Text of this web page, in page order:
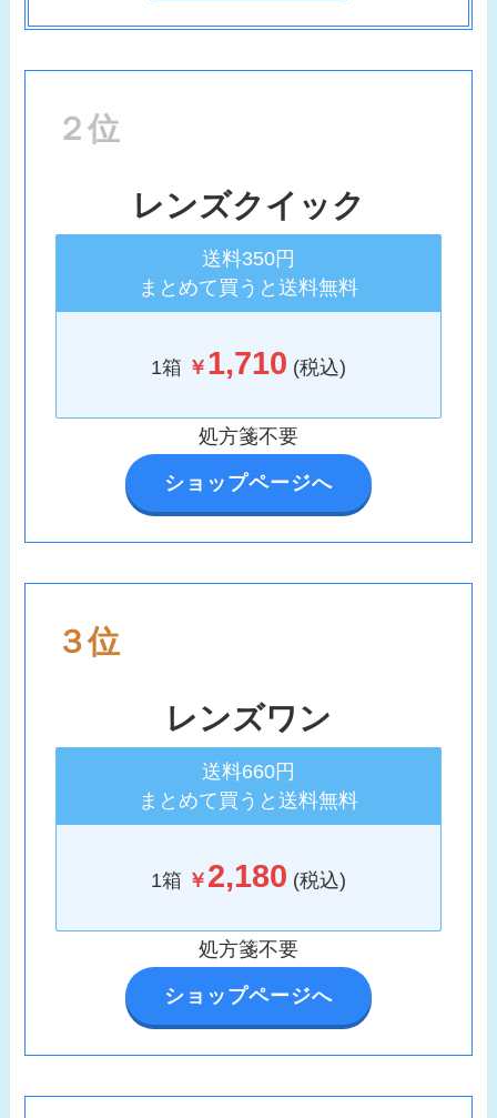
２位
レンズクイック
送料350円
まとめて買うと送料無料
1箱 ￥ 1,710 (税込)
処方箋不要
ショップページへ
３位
レンズワン
送料660円
まとめて買うと送料無料
1箱 ￥ 2,180 (税込)
処方箋不要
ショップページへ